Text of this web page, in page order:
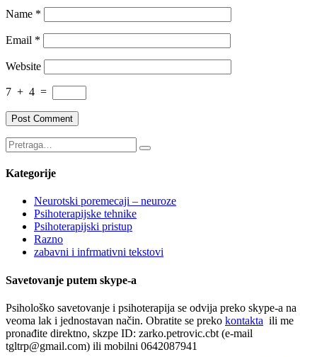
Name *
Email *
Website
7 + 4 =
Kategorije
Neurotski poremecaji – neuroze
Psihoterapijske tehnike
Psihoterapijski pristup
Razno
zabavni i infrmativni tekstovi
Savetovanje putem skype-a
Psihološko savetovanje i psihoterapija se odvija preko skype-a na
veoma lak i jednostavan način. Obratite se preko kontakta ili me
pronađite direktno, skzpe ID: zarko.petrovic.cbt (e-mail
tgltrp@gmail.com) ili mobilni 0642087941